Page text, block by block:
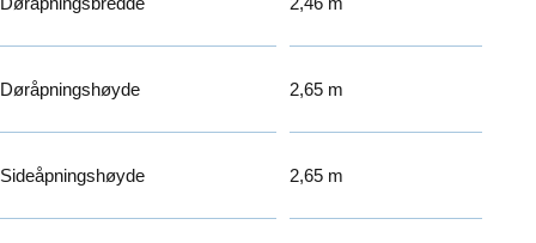
Døråpningshøyde 2,65 m
Sideåpningshøyde 2,65 m